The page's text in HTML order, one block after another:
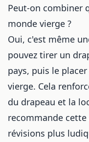
Peut-on combiner
monde vierge ?
Oui, c'est même
pouvez tirer un
pays, puis le
vierge. Cela
du drapeau et la
recommande
révisions plus